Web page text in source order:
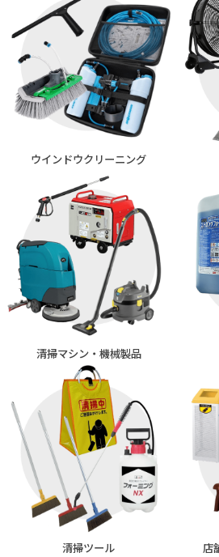
ウインドウクリーニング
清掃マシン・ 機械製品
清掃ツール 店